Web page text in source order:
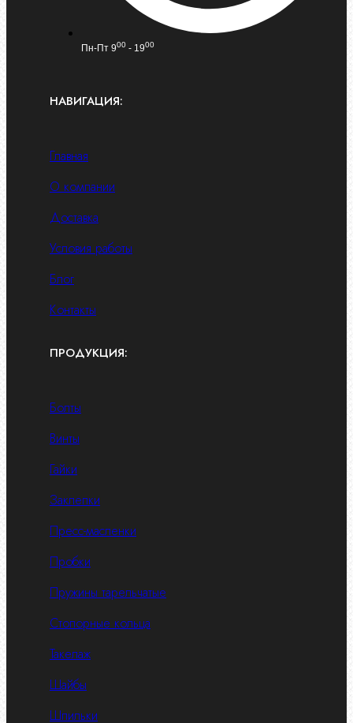
Пн-Пт 900 - 1900
НАВИГАЦИЯ:
Главная
О компании
Доставка
Условия работы
Блог
Контакты
ПРОДУКЦИЯ:
Болты
Винты
Гайки
Заклепки
Пресс-масленки
Пробки
Пружины тарельчатые
Стопорные кольца
Такелаж
Шайбы
Шпильки